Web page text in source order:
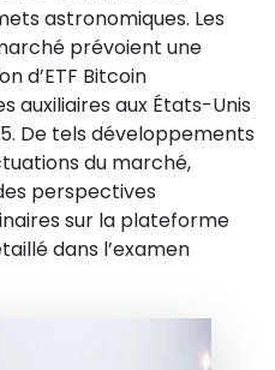
astronomiques. Les
prévoient une
d’ETF Bitcoin
auxiliaires aux États-Unis
De tels développements
du marché,
perspectives
sur la plateforme
dans l’examen